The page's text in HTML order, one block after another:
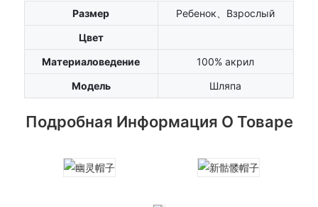
Размер
Ребенок、Взрослый
Цвет
Материаловедение
100% акрил
Модель
Шляпа
Подробная Информация О Товаре